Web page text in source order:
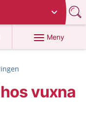
Meny
vuxna